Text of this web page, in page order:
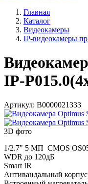
Главная
Каталог
Видеокамеры
IP-видеокамеры
IP-
Артикул: В0000021333
3D фото
1/2.7" 5 МП CMOS
WDR до 120дБ
Smart IR
Антивандальный